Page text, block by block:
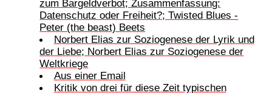
zum Bargeldverbot; Zusammenfassung:
Datenschutz oder Freiheit?; Twisted Blues -
Peter (the beast) Beets
Norbert Elias zur Soziogenese der Lyrik und
der Liebe; Norbert Elias zur Soziogenese der
Weltkriege
Aus einer Email
Kritik von drei für diese Zeit typischen